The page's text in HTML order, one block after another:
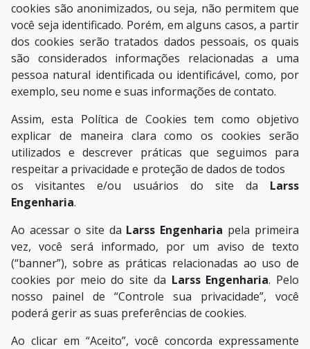
cookies são anonimizados, ou seja, não permitem que
você seja identificado. Porém, em alguns casos, a partir
dos cookies serão tratados dados pessoais, os quais
são considerados informações relacionadas a uma
pessoa natural identificada ou identificável, como, por
exemplo, seu nome e suas informações de contato.
Assim, esta Política de Cookies tem como objetivo
explicar de maneira clara como os cookies serão
utilizados e descrever práticas que seguimos para
respeitar a privacidade e proteção de dados de todos
os visitantes e/ou usuários do site da Larss
Engenharia.
Ao acessar o site da Larss Engenharia pela primeira
vez, você será informado, por um aviso de texto
(“banner”), sobre as práticas relacionadas ao uso de
cookies por meio do site da Larss Engenharia. Pelo
nosso painel de “Controle sua privacidade”, você
poderá gerir as suas preferências de cookies.
Ao clicar em “Aceito”, você concorda expressamente